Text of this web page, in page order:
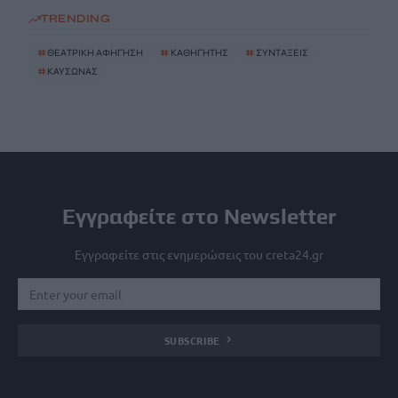
TRENDING
#ΘΕΑΤΡΙΚΗ ΑΦΗΓΗΣΗ # ΚΑΘΗΓΗΤΗΣ # ΣΥΝΤΑΞΕΙΣ
# ΚΑΥΣΩΝΑΣ
Εγγραφείτε στο Newsletter
Εγγραφείτε στις ενημερώσεις του creta24.gr
SUBSCRIBE